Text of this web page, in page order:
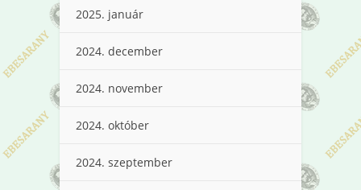
2025. január
2024. december
2024. november
2024. október
2024. szeptember